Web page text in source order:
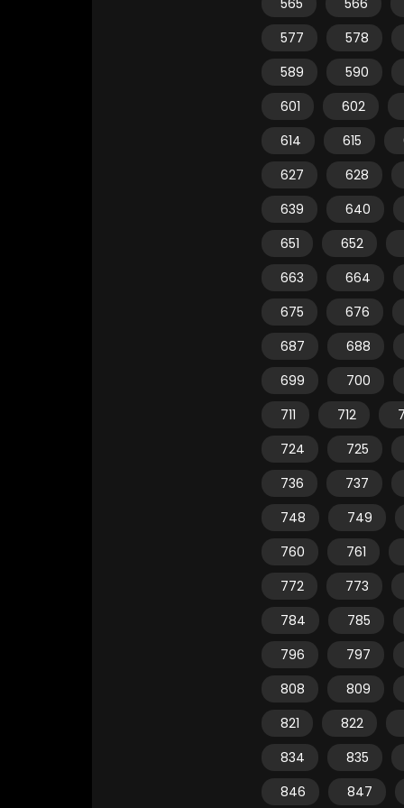
565
566
577
578
589
590
601
602
614
615
627
628
639
640
651
652
663
664
675
676
687
688
699
700
711
712
724
725
736
737
748
749
760
761
772
773
784
785
796
797
808
809
821
822
834
835
846
847